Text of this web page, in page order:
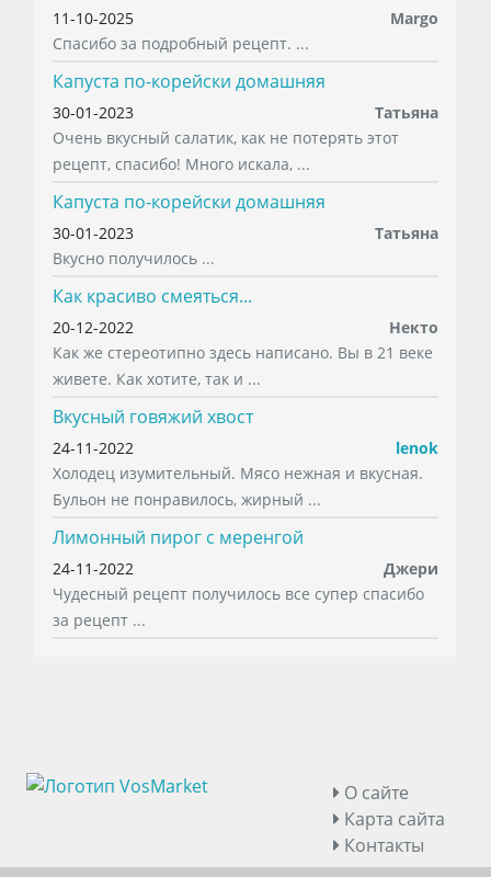
11-10-2025
Margo
Спасибо за подробный рецепт. ...
Капуста по-корейски домашняя
30-01-2023
Татьяна
Очень вкусный салатик, как не потерять этот
рецепт, спасибо! Много искала, ...
Капуста по-корейски домашняя
30-01-2023
Татьяна
Вкусно получилось ...
Как красиво смеяться...
20-12-2022
Некто
Как же стереотипно здесь написано. Вы в 21 веке
живете. Как хотите, так и ...
Вкусный говяжий хвост
24-11-2022
lenok
Холодец изумительный. Мясо нежная и вкусная.
Бульон не понравилось, жирный ...
Лимонный пирог с меренгой
24-11-2022
Джери
Чудесный рецепт получилось все супер спасибо
за рецепт ...
О сайте
Карта сайта
Контакты